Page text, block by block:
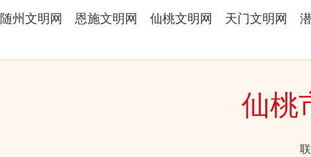
随州文明网
恩施文明网 仙桃文明网 天门文明网
仙桃